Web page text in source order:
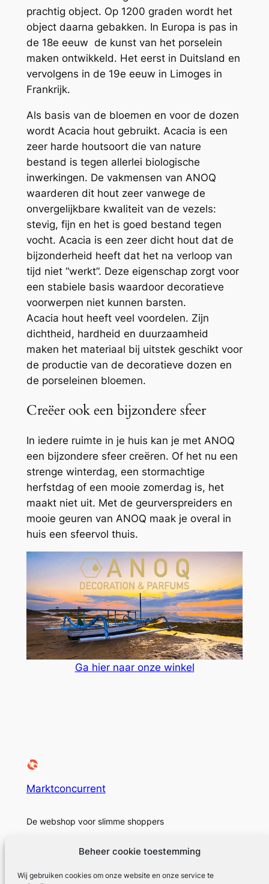
Beheer cookie toestemming
Wij gebruiken cookies om onze website en onze service te
prachtig object. Op 1200 graden wordt het
object daarna gebakken. In Europa is pas in
de 18e eeuw de kunst van het porselein
maken ontwikkeld. Het eerst in Duitsland en
vervolgens in de 19e eeuw in Limoges in
Frankrijk.
Als basis van de bloemen en voor de dozen
wordt Acacia hout gebruikt. Acacia is een
zeer harde houtsoort die van nature
bestand is tegen allerlei biologische
inwerkingen. De vakmensen van ANOQ
waarderen dit hout zeer vanwege de
onvergelijkbare kwaliteit van de vezels:
stevig, fijn en het is goed bestand tegen
vocht. Acacia is een zeer dicht hout dat de
bijzonderheid heeft dat het na verloop van
tijd niet “werkt”. Deze eigenschap zorgt voor
een stabiele basis waardoor decoratieve
voorwerpen niet kunnen barsten.
Acacia hout heeft veel voordelen. Zijn
dichtheid, hardheid en duurzaamheid
maken het materiaal bij uitstek geschikt voor
de productie van de decoratieve dozen en
de porseleinen bloemen.
Creëer ook een bijzondere sfeer
In iedere ruimte in je huis kan je met ANOQ
een bijzondere sfeer creëren. Of het nu een
strenge winterdag, een stormachtige
herfstdag of een mooie zomerdag is, het
maakt niet uit. Met de geurverspreiders en
mooie geuren van ANOQ maak je overal in
huis een sfeervol thuis.
Ga hier naar onze winkel
Marktconcurrent
De webshop voor slimme shoppers